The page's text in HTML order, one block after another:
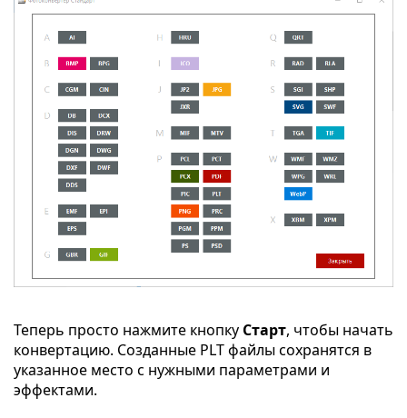
Теперь просто нажмите кнопку Старт, чтобы начать
конвертацию. Созданные PLT файлы сохранятся в
указанное место с нужными параметрами и
эффектами.